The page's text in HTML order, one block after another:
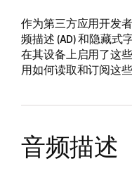
作为第三方应用开发
频描述 (AD) 和隐藏式
在其设备上启用了这
用如何读取和订阅这些
音频描述